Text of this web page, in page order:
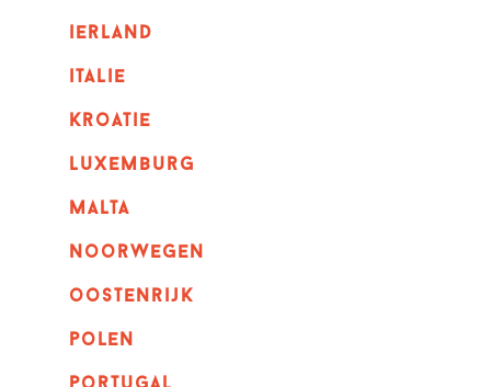
ierland
italie
kroatie
luxemburg
malta
noorwegen
oostenrijk
polen